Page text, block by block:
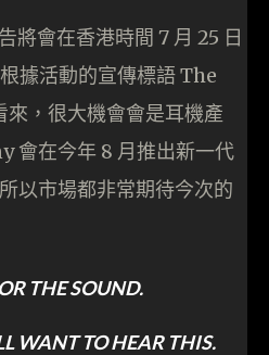
會在香港時間 7 月 25 日
據活動的宣傳標語 The
，很大機會會是耳機產
會在今年 8 月推出新一代
以市場都非常期待今次的
THE SOUND.
WANT TO HEAR THIS.​